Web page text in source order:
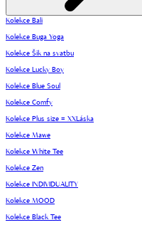
Kolekce Bali
Kolekce Buga Yoga
Kolekce Šik na svatbu
Kolekce Lucky Boy
Kolekce Blue Soul
Kolekce Comfy
Kolekce Plus size = XXLáska
Kolekce Mawe
Kolekce White Tee
Kolekce Zen
Kolekce INDIVIDUALITY
Kolekce MOOD
Kolekce Black Tee